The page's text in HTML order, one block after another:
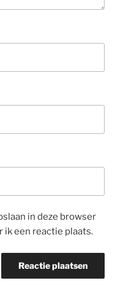
in deze browser
ik een reactie plaats.